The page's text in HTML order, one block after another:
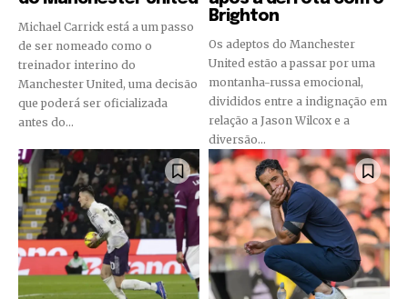
Michael Carrick está a um passo
de ser nomeado como o
treinador interino do
Manchester United, uma decisão
que poderá ser oficializada
antes do...
Brighton
Os adeptos do Manchester
United estão a passar por uma
montanha-russa emocional,
divididos entre a indignação em
relação a Jason Wilcox e a
diversão...